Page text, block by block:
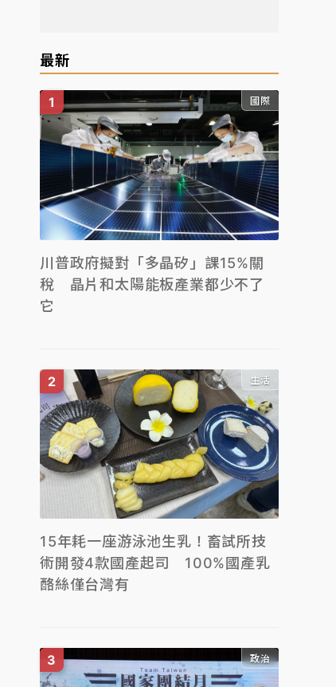
最新
國際
川普政府擬對「多晶矽」課15%關
稅 晶片和太陽能板產業都少不了
它
生活
15年耗一座游泳池生乳！畜試所技
術開發4款國產起司 100%國產乳
酪絲僅台灣有
政治